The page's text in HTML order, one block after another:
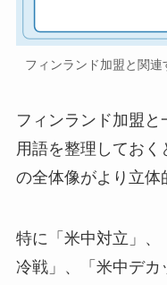
フィンランド加盟と関
フィンランド加盟
用語を整理してお
の全体像がより立体
特に「米中対立」
冷戦」、「米中デカ